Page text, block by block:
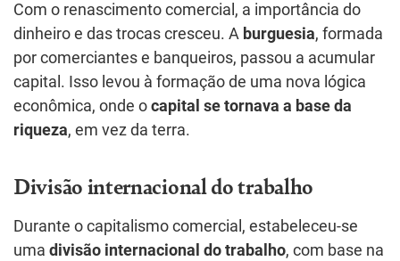
Com o renascimento comercial, a importância do
dinheiro e das trocas cresceu. A burguesia, formada
por comerciantes e banqueiros, passou a acumular
capital. Isso levou à formação de uma nova lógica
econômica, onde o capital se tornava a base da
riqueza, em vez da terra.
Divisão internacional do trabalho
Durante o capitalismo comercial, estabeleceu-se
uma divisão internacional do trabalho, com base na